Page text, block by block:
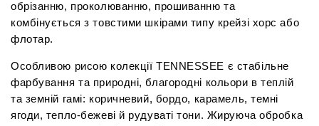
обрізанню, проколюванню, прошиванню та
комбінується з товстими шкірами типу крейзі хорс або
флотар.
Особливою рисою колекції TENNESSEE є стабільне
фарбування та природні, благородні кольори в теплій
та земній гамі: коричневий, бордо, карамель, темні
ягоди, тепло-бежеві й рудуваті тони. Жируюча обробка